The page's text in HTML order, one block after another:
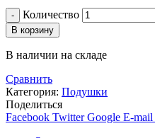
Количество
В корзину
В наличии на складе
Сравнить
Категория: Подушки
Поделиться
Facebook Twitter Google E-mail